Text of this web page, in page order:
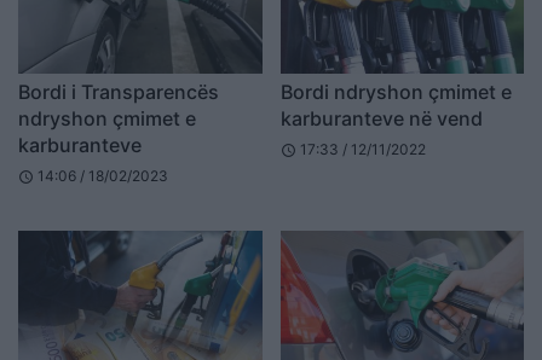
Bordi i Transparencës
ndryshon çmimet e
karburanteve
schedule 14:06 / 18/02/2023
Bordi ndryshon çmimet e
karburanteve në vend
schedule 17:33 / 12/11/2022